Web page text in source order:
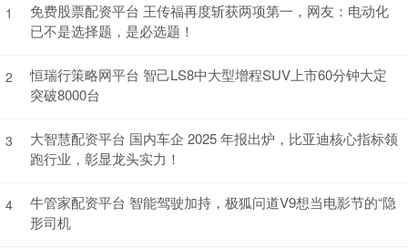
1
免费股票配资平台 王传福再度斩获两项第一，网友：电动化
已不是选择题，是必选题！
2
恒瑞行策略网平台 智己LS8中大型增程SUV上市60分钟大定
突破8000台
3
大智慧配资平台 国内车企 2025 年报出炉，比亚迪核心指标领
跑行业，彰显龙头实力！
4
牛管家配资平台 智能驾驶加持，极狐问道V9想当电影节的“隐
形司机